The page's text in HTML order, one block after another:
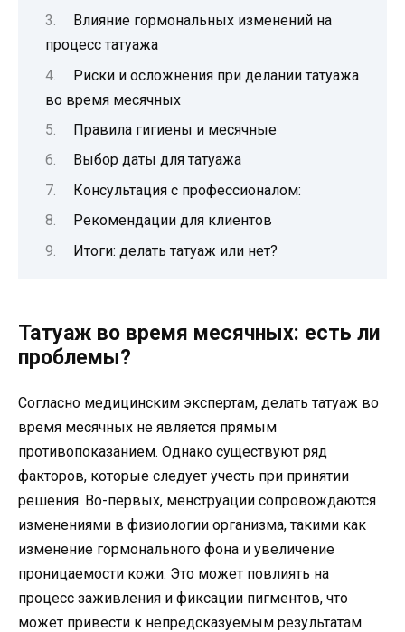
Влияние гормональных изменений на
процесс татуажа
Риски и осложнения при делании татуажа
во время месячных
Правила гигиены и месячные
Выбор даты для татуажа
Консультация с профессионалом:
Рекомендации для клиентов
Итоги: делать татуаж или нет?
Татуаж во время месячных: есть ли
проблемы?
Согласно медицинским экспертам, делать татуаж во
время месячных не является прямым
противопоказанием. Однако существуют ряд
факторов, которые следует учесть при принятии
решения. Во-первых, менструации сопровождаются
изменениями в физиологии организма, такими как
изменение гормонального фона и увеличение
проницаемости кожи. Это может повлиять на
процесс заживления и фиксации пигментов, что
может привести к непредсказуемым результатам.